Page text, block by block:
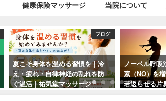
健康保険マッサージ 当院について
ブログ
夏こそ身体を温める習慣を｜冷
え・疲れ・自律神経の乱れを防
ぐ温活｜祐気堂マッサージ
ノーベル呼吸
素（NO）を
若返らせる片